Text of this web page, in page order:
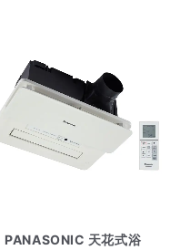
PANASONIC 天花式浴